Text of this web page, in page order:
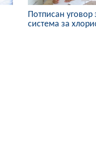
Потписан уговор
система за